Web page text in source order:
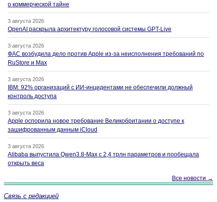
о коммерческой тайне
3 августа 2026
OpenAI раскрыла архитектуру голосовой системы GPT-Live
3 августа 2026
ФАС возбудила дело против Apple из-за неисполнения требований по
RuStore и Max
3 августа 2026
IBM: 92% организаций с ИИ-инцидентами не обеспечили должный
контроль доступа
3 августа 2026
Apple оспорила новое требование Великобритании о доступе к
зашифрованным данным iCloud
3 августа 2026
Alibaba выпустила Qwen3.8-Max с 2,4 трлн параметров и пообещала
открыть веса
Все новости →
Связь с редакцией